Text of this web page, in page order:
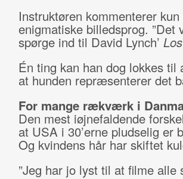
Instruktøren kommenterer
enigmatiske billedsprog.
spørge ind til David Lynch’
Én ting kan han dog lokkes til
at hunden repræsenterer det
For mange rækværk i
Den mest iøjnefaldende
at USA i 30’erne pludselig er
Og kvindens hår har skiftet
”Jeg har jo lyst til at filme alle